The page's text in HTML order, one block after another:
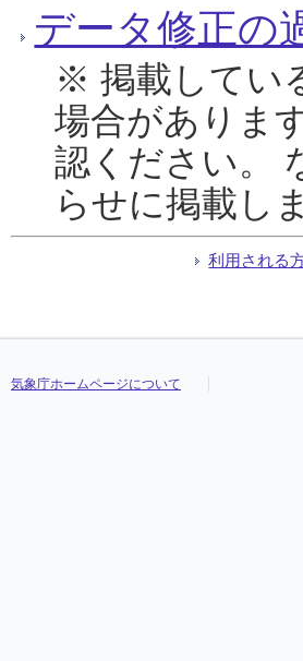
データ修正の
※ 掲載してい
場合がありま
認ください。
らせに掲載し
利用される
気象庁ホームページについて